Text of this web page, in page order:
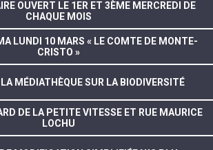
OUVERT LE 1ER ET 3ÈME MERCREDI DE
CHAQUE MOIS
LUNDI 10 MARS « LE COMTE DE MONTE-
CRISTO »
MÉDIATHÈQUE SUR LA BIODIVERSITÉ
DE LA PETITE VITESSE ET RUE MAURICE
LOCHU